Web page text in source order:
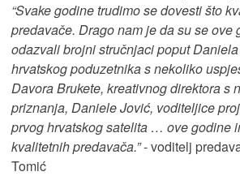
“Svake godine trudimo se dovesti što
predavače. Drago nam je da su se ove
odazvali brojni stručnjaci poput
hrvatskog poduzetnika s nekoliko
Davora Brukete, kreativnog direktora s
priznanja, Daniele Jović, voditeljice
prvog hrvatskog satelita … ove godine
kvalitetnih predavača.”- voditelj
Tomić